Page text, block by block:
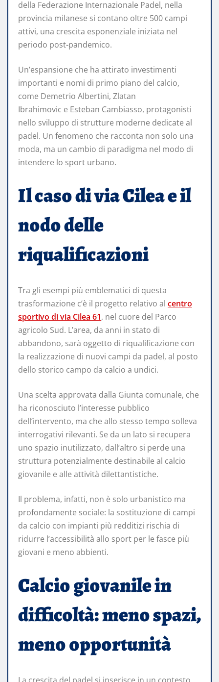
della Federazione Internazionale Padel, nella
provincia milanese si contano oltre 500 campi
attivi, una crescita esponenziale iniziata nel
periodo post-pandemico.
Un’espansione che ha attirato investimenti
importanti e nomi di primo piano del calcio,
come Demetrio Albertini, Zlatan
Ibrahimovic e Esteban Cambiasso, protagonisti
nello sviluppo di strutture moderne dedicate al
padel. Un fenomeno che racconta non solo una
moda, ma un cambio di paradigma nel modo di
intendere lo sport urbano.
Il caso di via Cilea e il
nodo delle
riqualificazioni
Tra gli esempi più emblematici di questa
trasformazione c’è il progetto relativo al centro
sportivo di via Cilea 61, nel cuore del Parco
agricolo Sud. L’area, da anni in stato di
abbandono, sarà oggetto di riqualificazione con
la realizzazione di nuovi campi da padel, al posto
dello storico campo da calcio a undici.
Una scelta approvata dalla Giunta comunale, che
ha riconosciuto l’interesse pubblico
dell’intervento, ma che allo stesso tempo solleva
interrogativi rilevanti. Se da un lato si recupera
uno spazio inutilizzato, dall’altro si perde una
struttura potenzialmente destinabile al calcio
giovanile e alle attività dilettantistiche.
Il problema, infatti, non è solo urbanistico ma
profondamente sociale: la sostituzione di campi
da calcio con impianti più redditizi rischia di
ridurre l’accessibilità allo sport per le fasce più
giovani e meno abbienti.
Calcio giovanile in
difficoltà: meno spazi,
meno opportunità